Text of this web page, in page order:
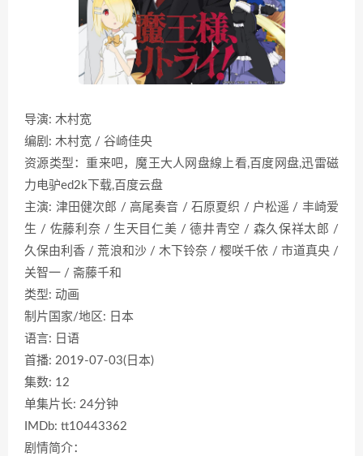
导演: 木村宽
编剧: 木村宽 / 谷崎佳央
资源类型：重来吧，魔王大人网盘線上看,百度网盘,迅雷磁
力电驴ed2k下载,百度云盘
主演: 津田健次郎 / 高尾奏音 / 石原夏织 / 户松遥 / 丰崎爱
生 / 佐藤利奈 / 生天目仁美 / 德井青空 / 森久保祥太郎 /
久保由利香 / 荒浪和沙 / 木下铃奈 / 樱咲千依 / 市道真央 /
关智一 / 斋藤千和
类型: 动画
制片国家/地区: 日本
语言: 日语
首播: 2019-07-03(日本)
集数: 12
单集片长: 24分钟
IMDb: tt10443362
剧情简介：